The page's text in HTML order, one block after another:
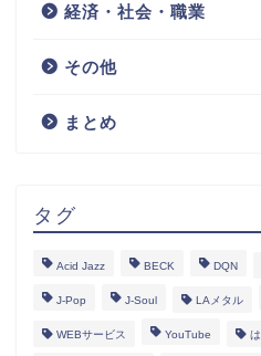
経済・社会・職業
その他
まとめ
タグ
Acid Jazz BECK DQN
J-Pop J-Soul LAメタル
WEBサービス YouTube